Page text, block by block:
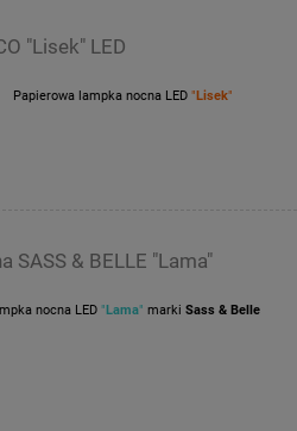
"Lisek" LED
Papierowa lampka nocna LED "Lisek"
SASS & BELLE "Lama"
nocna LED "Lama" markiSass & Belle